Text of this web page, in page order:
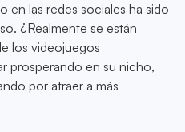
en las redes sociales ha sido
¿Realmente se están
los videojuegos
prosperando en su nicho,
por atraer a más